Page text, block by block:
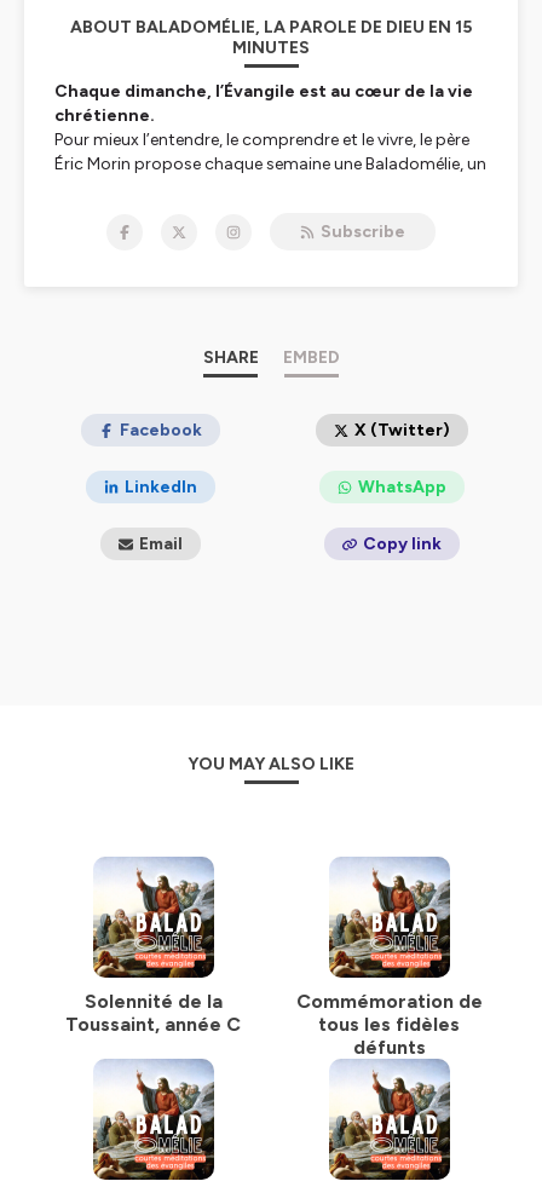
ABOUT BALADOMÉLIE, LA PAROLE DE DIEU EN 15
MINUTES
Chaque dimanche, l’Évangile est au cœur de la vie
chrétienne.
Pour mieux l’entendre, le comprendre et le vivre, le père
Éric Morin propose chaque semaine une Baladomélie, un
chacun à se l’approprier.
À travers ces méditations, l’Évangile retrouve sa
fraîcheur et devient une source vivante pour la foi.
---------------
Morin , prêtre du diocèse de Paris, enseignant au Collège
des Bernardins (FND, ISSR, Cours Publics), Directeur du
Réalisation: Conférence des évêques de France.
Jésus prêche à la synagogue, gravure de Gustave Doré
Hébergé par Ausha. Visitez
ausha.co/politique-de-
confidentialitepour plus d'informations.
Subscribe
SHARE EMBED
Facebook X (Twitter)
LinkedIn WhatsApp
Email Copy link
YOU MAY ALSO LIKE
Solennité de la
Toussaint, année C
Commémoration de
tous les fidèles
défunts